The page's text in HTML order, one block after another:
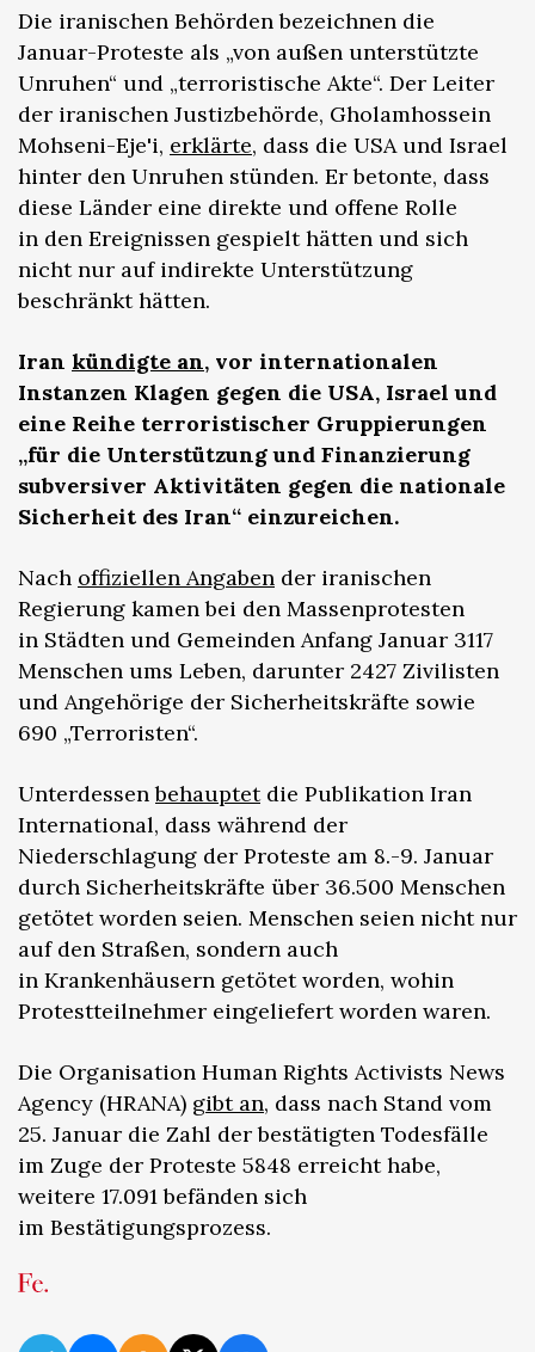
Die iranischen Behörden bezeichnen die
Januar-Proteste als „von außen unterstützte
Unruhen“ und „terroristische Akte“. Der Leiter
der iranischen Justizbehörde, Gholamhossein
Mohseni-Eje'i, erklärte, dass die USA und Israel
hinter den Unruhen stünden. Er betonte, dass
diese Länder eine direkte und offene Rolle
in den Ereignissen gespielt hätten und sich
nicht nur auf indirekte Unterstützung
beschränkt hätten.
Iran kündigte an, vor internationalen
Instanzen Klagen gegen die USA, Israel und
eine Reihe terroristischer Gruppierungen
„für die Unterstützung und Finanzierung
subversiver Aktivitäten gegen die nationale
Sicherheit des Iran“ einzureichen.
Nach offiziellen Angaben der iranischen
Regierung kamen bei den Massenprotesten
in Städten und Gemeinden Anfang Januar 3117
Menschen ums Leben, darunter 2427 Zivilisten
und Angehörige der Sicherheitskräfte sowie
690 „Terroristen“.
Unterdessenbehauptetdie Publikation Iran
International, dass während der
Niederschlagung der Proteste am 8.-9. Januar
durch Sicherheitskräfte über 36.500 Menschen
getötet worden seien. Menschen seien nicht nur
auf den Straßen, sondern auch
in Krankenhäusern getötet worden, wohin
Protestteilnehmer eingeliefert worden waren.
Die Organisation Human Rights Activists News
Agency (HRANA) gibt an, dass nach Stand vom
25. Januar die Zahl der bestätigten Todesfälle
im Zuge der Proteste 5848 erreicht habe,
weitere 17.091 befänden sich
im Bestätigungsprozess.